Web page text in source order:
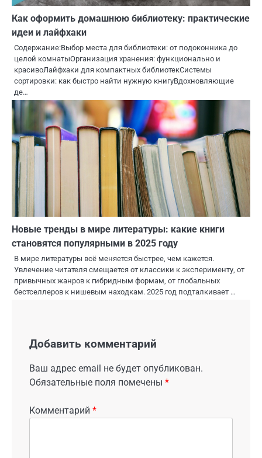
Как оформить домашнюю библиотеку: практические
идеи и лайфхаки
Содержание:Выбор места для библиотеки: от подоконника до
целой комнатыОрганизация хранения: функционально и
красивоЛайфхаки для компактных библиотекСистемы
сортировки: как быстро найти нужную книгуВдохновляющие
де…
Новые тренды в мире литературы: какие книги
становятся популярными в 2025 году
В мире литературы всё меняется быстрее, чем кажется.
Увлечение читателя смещается от классики к эксперименту, от
привычных жанров к гибридным формам, от глобальных
бестселлеров к нишевым находкам. 2025 год подталкивает …
Добавить комментарий
Ваш адрес email не будет опубликован.
Обязательные поля помечены *
Комментарий *